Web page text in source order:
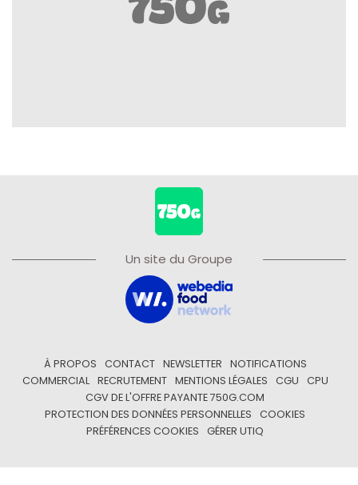
Un site du Groupe
À PROPOS CONTACT NEWSLETTER
NOTIFICATIONS
COMMERCIAL
RECRUTEMENT MENTIONS LÉGALES CGU
CPU
CGV DE L'OFFRE PAYANTE 750G.COM
PROTECTION DES DONNÉES PERSONNELLES
COOKIES
PRÉFÉRENCES COOKIES
GÉRER UTIQ